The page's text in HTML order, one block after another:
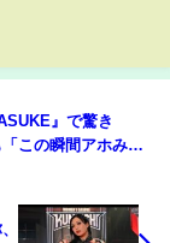
』で驚き
この瞬間アホみた